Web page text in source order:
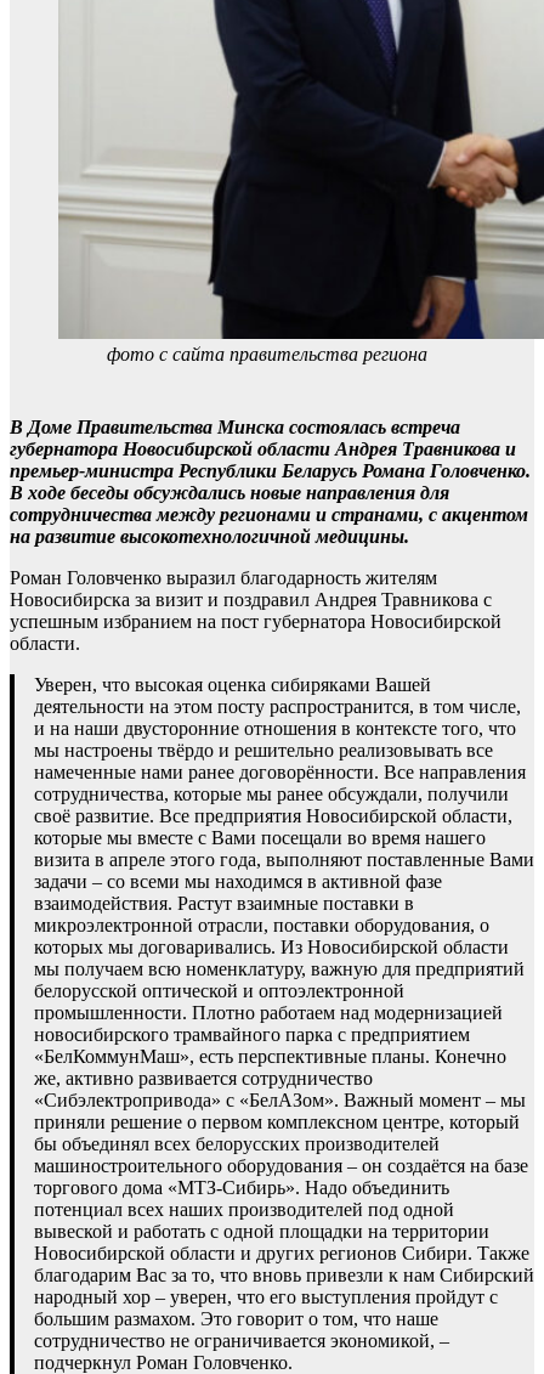
фото с сайта правительства региона
В Доме Правительства Минска состоялась встреча
губернатора Новосибирской области Андрея Травникова и
премьер-министра Республики Беларусь Романа Головченко.
В ходе беседы обсуждались новые направления для
сотрудничества между регионами и странами, с акцентом
на развитие высокотехнологичной медицины.
Роман Головченко выразил благодарность жителям
Новосибирска за визит и поздравил Андрея Травникова с
успешным избранием на пост губернатора Новосибирской
области.
Уверен, что высокая оценка сибиряками Вашей
деятельности на этом посту распространится, в том числе,
и на наши двусторонние отношения в контексте того, что
мы настроены твёрдо и решительно реализовывать все
намеченные нами ранее договорённости. Все направления
сотрудничества, которые мы ранее обсуждали, получили
своё развитие. Все предприятия Новосибирской области,
которые мы вместе с Вами посещали во время нашего
визита в апреле этого года, выполняют поставленные Вами
задачи – со всеми мы находимся в активной фазе
взаимодействия. Растут взаимные поставки в
микроэлектронной отрасли, поставки оборудования, о
которых мы договаривались. Из Новосибирской области
мы получаем всю номенклатуру, важную для предприятий
белорусской оптической и оптоэлектронной
промышленности. Плотно работаем над модернизацией
новосибирского трамвайного парка с предприятием
«БелКоммунМаш», есть перспективные планы. Конечно
же, активно развивается сотрудничество
«Сибэлектропривода» с «БелАЗом». Важный момент – мы
приняли решение о первом комплексном центре, который
бы объединял всех белорусских производителей
машиностроительного оборудования – он создаётся на базе
торгового дома «МТЗ-Сибирь». Надо объединить
потенциал всех наших производителей под одной
вывеской и работать с одной площадки на территории
Новосибирской области и других регионов Сибири. Также
благодарим Вас за то, что вновь привезли к нам Сибирский
народный хор – уверен, что его выступления пройдут с
большим размахом. Это говорит о том, что наше
сотрудничество не ограничивается экономикой, –
подчеркнул Роман Головченко.